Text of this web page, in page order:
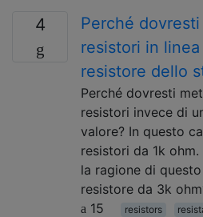
4
Perché
resistori in
resistore dello
Perché dovresti
resistori invece di
valore? In questo
resistori da 1k
la ragione di
resistore da 3k
15
resistors